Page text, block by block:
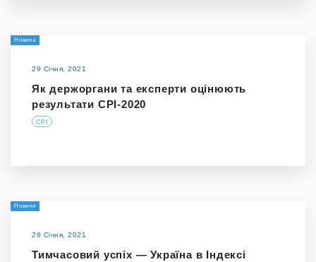
Новина
29 Січня, 2021
Як держоргани та експерти оцінюють
результати СРІ-2020
CPI
Новини
28 Січня, 2021
Тимчасовий успіх — Україна в Індексі